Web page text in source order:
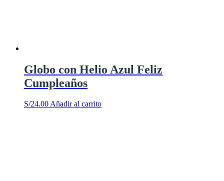
Globo con Helio Azul Feliz
Cumpleaños
S/24.00Añadir al carrito